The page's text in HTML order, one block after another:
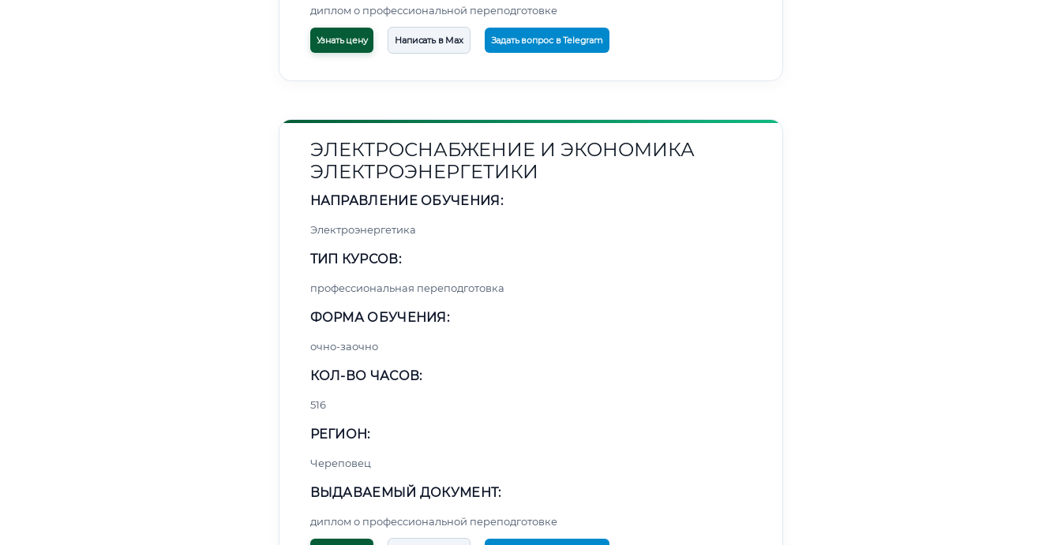
диплом о профессиональной переподготовке
Узнать цену Написать в Max Задать вопрос в Telegram
ЭЛЕКТРОСНАБЖЕНИЕ И ЭКОНОМИКА
ЭЛЕКТРОЭНЕРГЕТИКИ
НАПРАВЛЕНИЕ ОБУЧЕНИЯ:
Электроэнергетика
ТИП КУРСОВ:
профессиональная переподготовка
ФОРМА ОБУЧЕНИЯ:
очно-заочно
КОЛ-ВО ЧАСОВ:
516
РЕГИОН:
Череповец
ВЫДАВАЕМЫЙ ДОКУМЕНТ:
диплом о профессиональной переподготовке